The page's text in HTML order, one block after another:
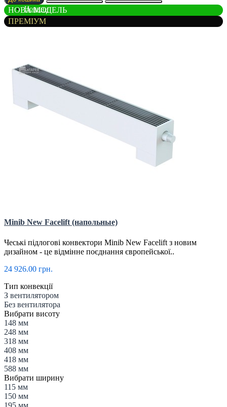
Новини
Список порівняння
НОВА МОДЕЛЬ
ПРЕМІУМ
Minib New Facelift (напольные)
Чеські підлогові конвектори Minib New Facelift з новим
дизайном - це відмінне поєднання європейської..
24 926.00 грн.
Тип конвекції
З вентилятором
Без вентилятора
Вибрати висоту
148 мм
248 мм
318 мм
408 мм
418 мм
588 мм
Вибрати ширину
115 мм
150 мм
195 мм